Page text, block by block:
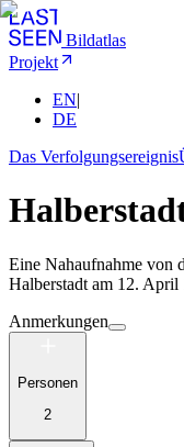
Bildatlas
Projekt
EN|
DE
Das Verfolgungsereignis
Eine Nahaufnahme von
Halberstadt am 12. April
Anmerkungen
Personen
2